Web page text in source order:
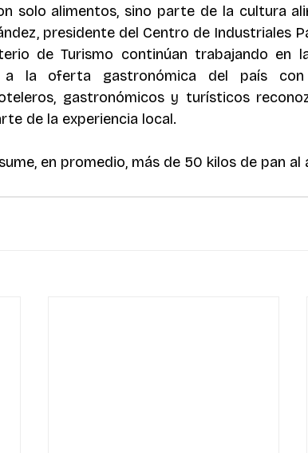
solo alimentos, sino parte de la cultura
presidente del Centro de Industriales
de Turismo continúan trabajando en
a la oferta gastronómica del país
gastronómicos y turísticos
de la experiencia local.
en promedio, más de 50 kilos de pan al